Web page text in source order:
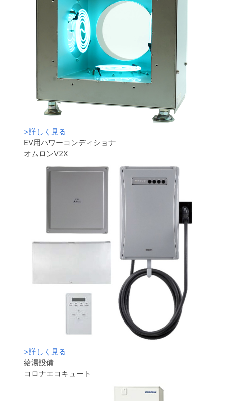
>詳しく見る
EV用パワーコンディショナ
オムロンV2X
>詳しく見る
給湯設備
コロナエコキュート